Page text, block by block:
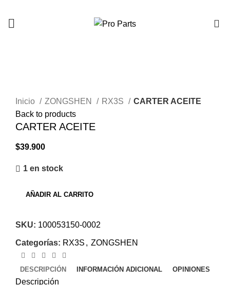
Inicio
ZONGSHEN RX3S
CARTER ACEITE
Back to products
CARTER ACEITE
$39.900
1 en stock
AÑADIR AL CARRITO
SKU: 100053150-0002
Categorías: RX3S , ZONGSHEN
DESCRIPCIÓN INFORMACIÓN ADICIONAL OPINIONES
Descripción